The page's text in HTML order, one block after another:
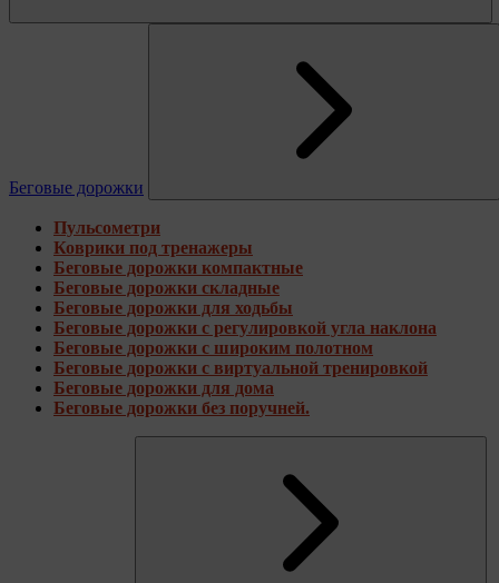
Беговые дорожки
Пульсометри
Коврики под тренажеры
Беговые дорожки компактные
Беговые дорожки складные
Беговые дорожки для ходьбы
Беговые дорожки с регулировкой угла наклона
Беговые дорожки с широким полотном
Беговые дорожки с виртуальной тренировкой
Беговые дорожки для дома
Беговые дорожки без поручней.